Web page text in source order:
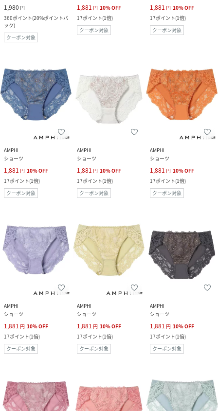
1,980 円
360ポイント(20%ポイントバ
ック)
クーポン対象
1,881 円 10%OFF
17ポイント(1倍)
クーポン対象
1,881 円 10%OFF
17ポイント(1倍)
クーポン対象
AMPHI
ショーツ
1,881 円 10%OFF
17ポイント(1倍)
クーポン対象
AMPHI
ショーツ
1,881 円 10%OFF
17ポイント(1倍)
クーポン対象
AMPHI
ショーツ
1,881 円 10%OFF
17ポイント(1倍)
クーポン対象
AMPHI
ショーツ
1,881 円 10%OFF
17ポイント(1倍)
クーポン対象
AMPHI
ショーツ
1,881 円 10%OFF
17ポイント(1倍)
クーポン対象
AMPHI
ショーツ
1,881 円 10%OFF
17ポイント(1倍)
クーポン対象